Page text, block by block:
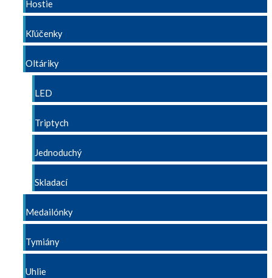
Hostie
Kľúčenky
Oltáriky
LED
Triptych
Jednoduchý
Skladací
Medailónky
Tymiány
Uhlie